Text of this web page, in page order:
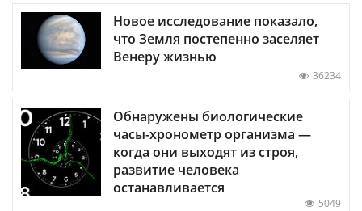
Новое исследование показало,
что Земля постепенно заселяет
Венеру жизнью
36234
Обнаружены биологические
часы-хронометр организма —
когда они выходят из строя,
развитие человека
останавливается
5049